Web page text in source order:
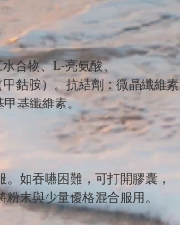
合物、L-亮氨酸、
鈷胺）。抗結劑：微晶纖維素
甲基纖維素。
如吞嚥困難，可打開膠囊，
末與少量優格混合服用。